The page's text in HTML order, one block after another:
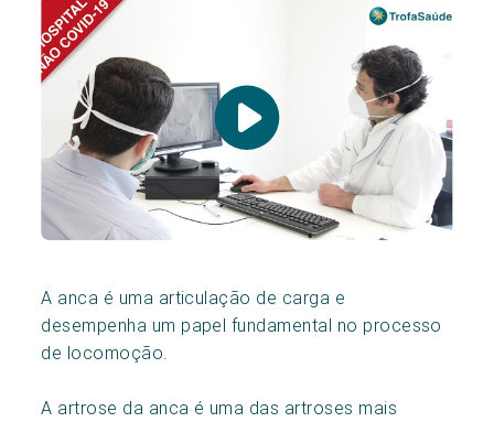
A anca é uma articulação de carga e
desempenha um papel fundamental no processo
de locomoção.
A artrose da anca é uma das artroses mais